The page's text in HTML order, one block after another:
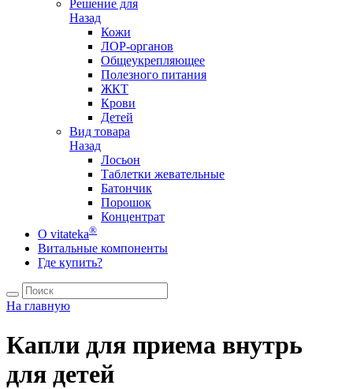
Решение для
Назад
Кожи
ЛОР-органов
Общеукрепляющее
Полезного питания
ЖКТ
Крови
Детей
Вид товара
Назад
Лосьон
Таблетки жевательные
Батончик
Порошок
Концентрат
О vitateka®
Витальные компоненты
Где купить?
На главную
Капли для приема внутрь
для детей